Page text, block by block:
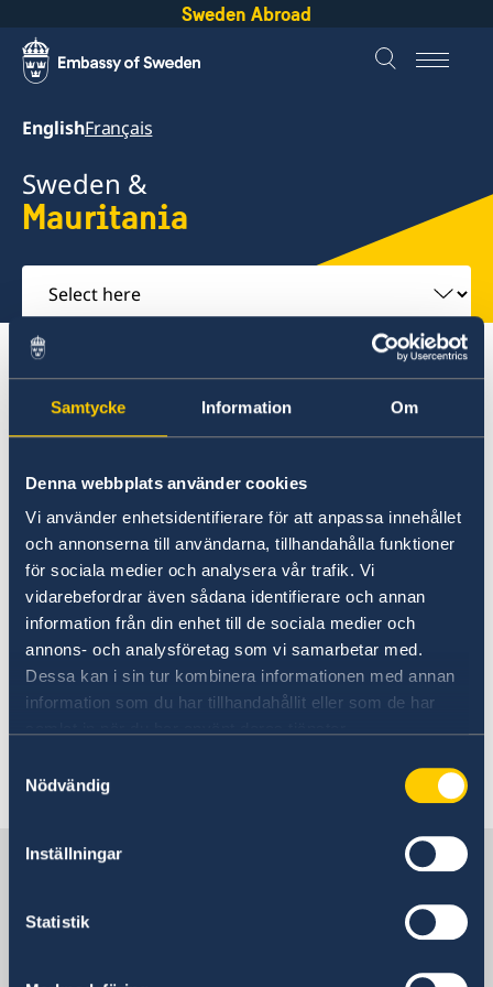
Samtycke Information Om
Denna webbplats använder cookies
Vi använder enhetsidentifierare för att anpassa innehållet
och annonserna till användarna, tillhandahålla funktioner
för sociala medier och analysera vår trafik. Vi
vidarebefordrar även sådana identifierare och annan
information från din enhet till de sociala medier och
annons- och analysföretag som vi samarbetar med.
Dessa kan i sin tur kombinera informationen med annan
information som du har tillhandahållit eller som de har
Nödvändig
Inställningar
Statistik
Sweden Abroad
EnglishFrançais
Sweden &
Mauritania
Select
here
Going to Sweden?
Moving to someone in Sweden
Mauritania
Going to Sweden?
Passport Check
Visiting Sweden
Apply for a Visa
Business and conference visits
If you have recieved a visa
Moving to someone in Sweden
Working in Sweden
Studying in Sweden
Moving to someone in
Sweden
In order to join your family or relative in
Sweden, you must have a residence permit.
of your child.
Sweden in Mauritania